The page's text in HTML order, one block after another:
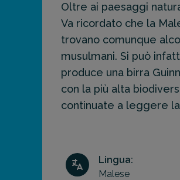
Oltre ai paesaggi
Va ricordato che la
trovano comunque
musulmani. Si può
produce una birra
con la più alta
continuate a leggere
Lingua:
Malese